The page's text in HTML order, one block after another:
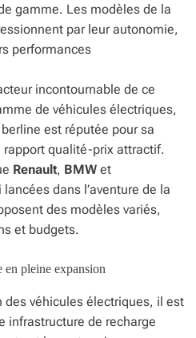
gamme. Les modèles de la
par leur autonomie,
performances
incontournable de ce
de véhicules électriques,
est réputée pour sa
qualité-prix attractif.
Renault, BMW et
dans l’aventure de la
des modèles variés,
et budgets.
en pleine expansion
des véhicules électriques, il est
infrastructure de recharge